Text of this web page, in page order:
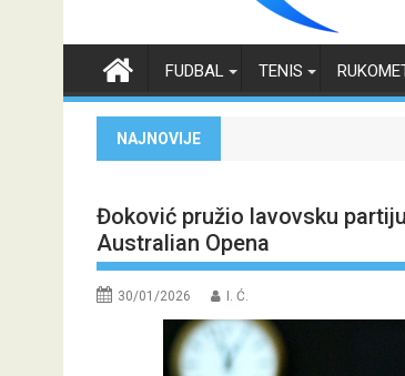
FUDBAL TENIS
NAJNOVIJE
Đoković pružio lavovsku
Australian Opena
30/01/2026 I. Ć.